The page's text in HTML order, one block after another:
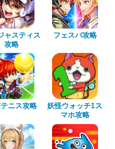
ャスティス
攻略
フェスバ攻略
ニス攻略
妖怪ウォッチ1ス
マホ攻略